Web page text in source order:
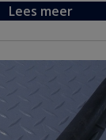
Lees meer